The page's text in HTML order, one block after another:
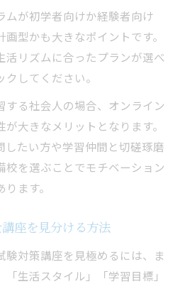
ンライン学習の進化を解説
書士講座の使い方と効果
書士試験合格を目指す方法
比較で分かる最適プラン
用の比較ポイントを整理
費用と通信講座の違い解説
法書士講座選択法とは
に司法書士講座を受講する
す司法書士講座選択術
法書士講座選択のコツ
ムが初学者向けか経験者向け
型かも大きなポイントです。
活リズムに合ったプランが選べ
してください。
する社会人の場合、オンライン
大きなメリットとなります。
したい方や学習仲間と切磋琢磨
校を選ぶことでモチベーション
ます。
座を見分ける方法
験対策講座を見極めるには、ま
生活スタイル」「学習目標」